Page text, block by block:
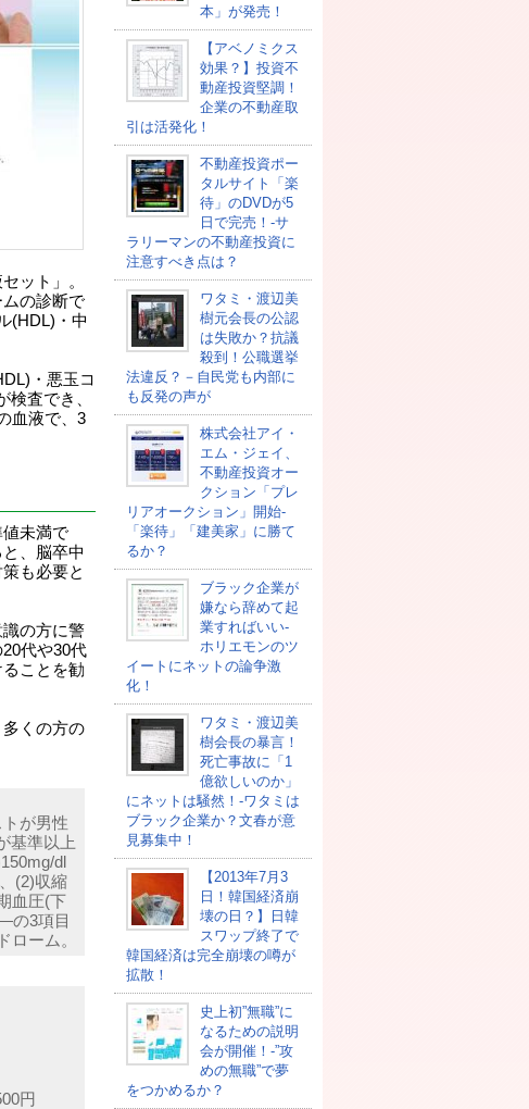
ット」。
の診断で
(HDL)・中
・悪玉コ
査でき、
血液で、3
未満で
、脳卒中
も必要と
の方に警
代や30代
ことを勧
くの方の
が男性
基準以上
dl
(2)収縮
血圧(下
の3項目
ローム。
円
本」が発売！
【アベノミクス
効果？】投資不
動産投資堅調！
企業の不動産取
引は活発化！
不動産投資ポー
タルサイト「楽
待」のDVDが5
日で完売！-サ
ラリーマンの不動産投資に
注意すべき点は？
ワタミ・渡辺美
樹元会長の公認
は失敗か？抗議
殺到！公職選挙
法違反？－自民党も内部に
も反発の声が
株式会社アイ・
エム・ジェイ、
不動産投資オー
クション「プレ
リアオークション」開始-
「楽待」「建美家」に勝て
るか？
ブラック企業が
嫌なら辞めて起
業すればいい-
ホリエモンのツ
イートにネットの論争激
化！
ワタミ・渡辺美
樹会長の暴言！
死亡事故に「1
億欲しいのか」
にネットは騒然！-ワタミは
ブラック企業か？文春が意
見募集中！
【2013年7月3
日！韓国経済崩
壊の日？】日韓
スワップ終了で
韓国経済は完全崩壊の噂が
拡散！
史上初”無職”に
なるための説明
会が開催！-”攻
めの無職”で夢
をつかめるか？